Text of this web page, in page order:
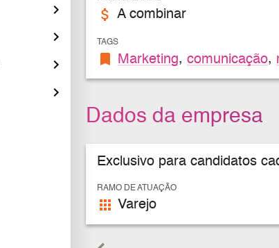
attach_money A combinar
TAGS
bookmark Marketing, comunicação,
Dados da empresa
Exclusivo para candidatos
RAMO DE ATUAÇÃO
apps Varejo